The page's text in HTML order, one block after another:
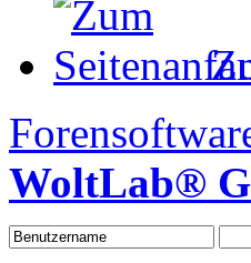
WoltLab®